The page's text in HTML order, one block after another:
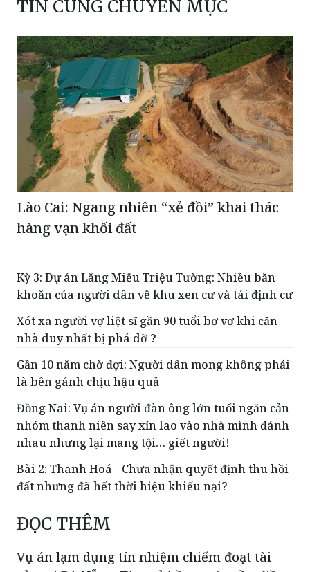
TIN CÙNG CHUYÊN MỤC
Lào Cai: Ngang nhiên “xẻ đồi” khai thác
hàng vạn khối đất
Kỳ 3: Dự án Lăng Miếu Triệu Tường: Nhiều băn
khoăn của người dân về khu xen cư và tái định cư
Xót xa người vợ liệt sĩ gần 90 tuổi bơ vơ khi căn
nhà duy nhất bị phá dỡ ?
Gần 10 năm chờ đợi: Người dân mong không phải
là bên gánh chịu hậu quả
Đồng Nai: Vụ án người đàn ông lớn tuổi ngăn cản
nhóm thanh niên say xỉn lao vào nhà mình đánh
nhau nhưng lại mang tội… giết người!
Bài 2: Thanh Hoá - Chưa nhận quyết định thu hồi
đất nhưng đã hết thời hiệu khiếu nại?
ĐỌC THÊM
Vụ án lạm dụng tín nhiệm chiếm đoạt tài